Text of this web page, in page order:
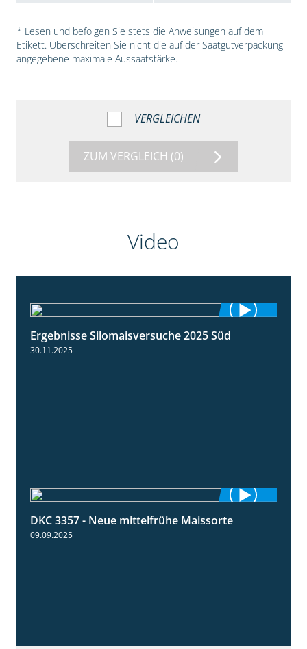
* Lesen und befolgen Sie stets die Anweisungen auf dem
Etikett. Überschreiten Sie nicht die auf der Saatgutverpackung
angegebene maximale Aussaatstärke.
VERGLEICHEN
ZUM VERGLEICH (0)
Video
Ergebnisse Silomaisversuche 2025 Süd
30.11.2025
DKC 3357 - Neue mittelfrühe Maissorte
09.09.2025